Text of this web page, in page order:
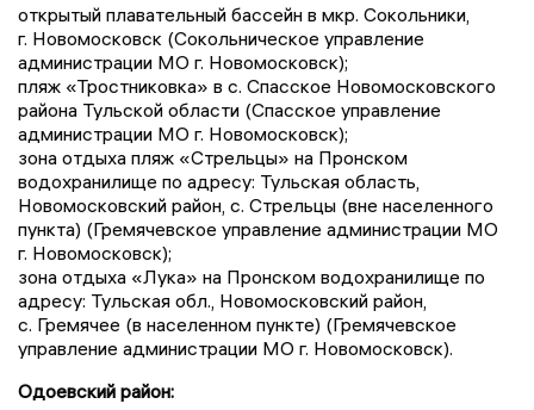
открытый плавательный бассейн в мкр. Сокольники,
г. Новомосковск (Сокольническое управление
администрации МО г. Новомосковск);
пляж «Тростниковка» в с. Спасское Новомосковского
района Тульской области (Спасское управление
администрации МО г. Новомосковск);
зона отдыха пляж «Стрельцы» на Пронском
водохранилище по адресу: Тульская область,
Новомосковский район, с. Стрельцы (вне населенного
пункта) (Гремячевское управление администрации МО
г. Новомосковск);
зона отдыха «Лука» на Пронском водохранилище по
адресу: Тульская обл., Новомосковский район,
с. Гремячее (в населенном пункте) (Гремячевское
управление администрации МО г. Новомосковск).
Одоевский район: